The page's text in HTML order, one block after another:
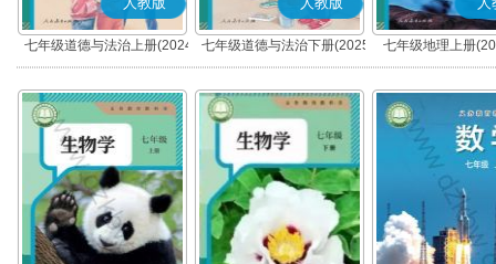
七年级道德与法治上册(2024
秋版)(部编版)
七年级道德与法治下册(2025
春版)(部编版)
七年级地理上册